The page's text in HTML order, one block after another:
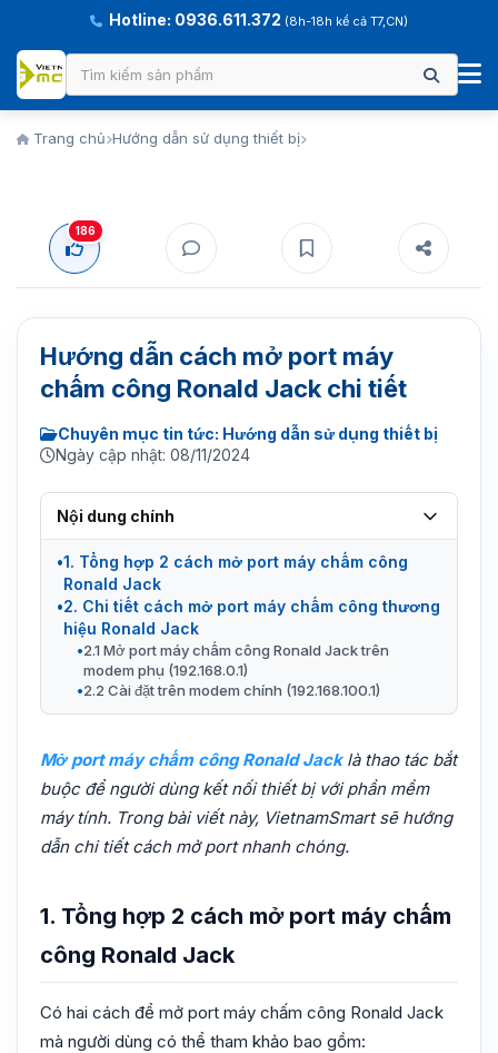
Hotline: 0936.611.372 (8h-18h kể cả T7,CN)
Trang chủ Hướng dẫn sử dụng thiết bị
186
Hướng dẫn cách mở port máy
chấm công Ronald Jack chi tiết
Chuyên mục tin tức: Hướng dẫn sử dụng thiết bị
Ngày cập nhật: 08/11/2024
Nội dung chính
1. Tổng hợp 2 cách mở port máy chấm công
Ronald Jack
2. Chi tiết cách mở port máy chấm công thương
hiệu Ronald Jack
2.1 Mở port máy chấm công Ronald Jack trên
modem phụ (192.168.0.1)
2.2 Cài đặt trên modem chính (192.168.100.1)
Mở port máy chấm công Ronald Jacklà thao tác bắt
buộc để người dùng kết nối thiết bị với phần mềm
máy tính. Trong bài viết này, VietnamSmart sẽ hướng
dẫn chi tiết cách mở port nhanh chóng.
1. Tổng hợp 2 cách mở port máy chấm
công Ronald Jack
Có hai cách để mở port máy chấm công Ronald Jack
mà người dùng có thể tham khảo bao gồm: